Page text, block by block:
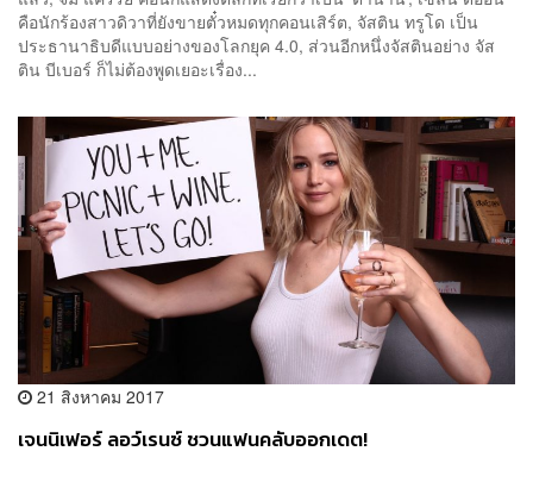
คือนักร้องสาวดิวาที่ยังขายตั๋วหมดทุกคอนเสิร์ต, จัสติน ทรูโด เป็น
ประธานาธิบดีแบบอย่างของโลกยุค 4.0, ส่วนอีกหนึ่งจัสตินอย่าง จัส
ติน บีเบอร์ ก็ไม่ต้องพูดเยอะเรื่อง...
21 สิงหาคม 2017
เจนนิเฟอร์ ลอว์เรนซ์ ชวนแฟนคลับออกเดต!